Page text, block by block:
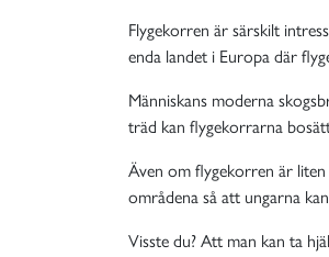
Flygekorren är särskilt
enda landet i Europa där
Människans moderna
träd kan flygekorrarna
Även om flygekorren är
områdena så att ungarna
Visste du? Att man kan ta